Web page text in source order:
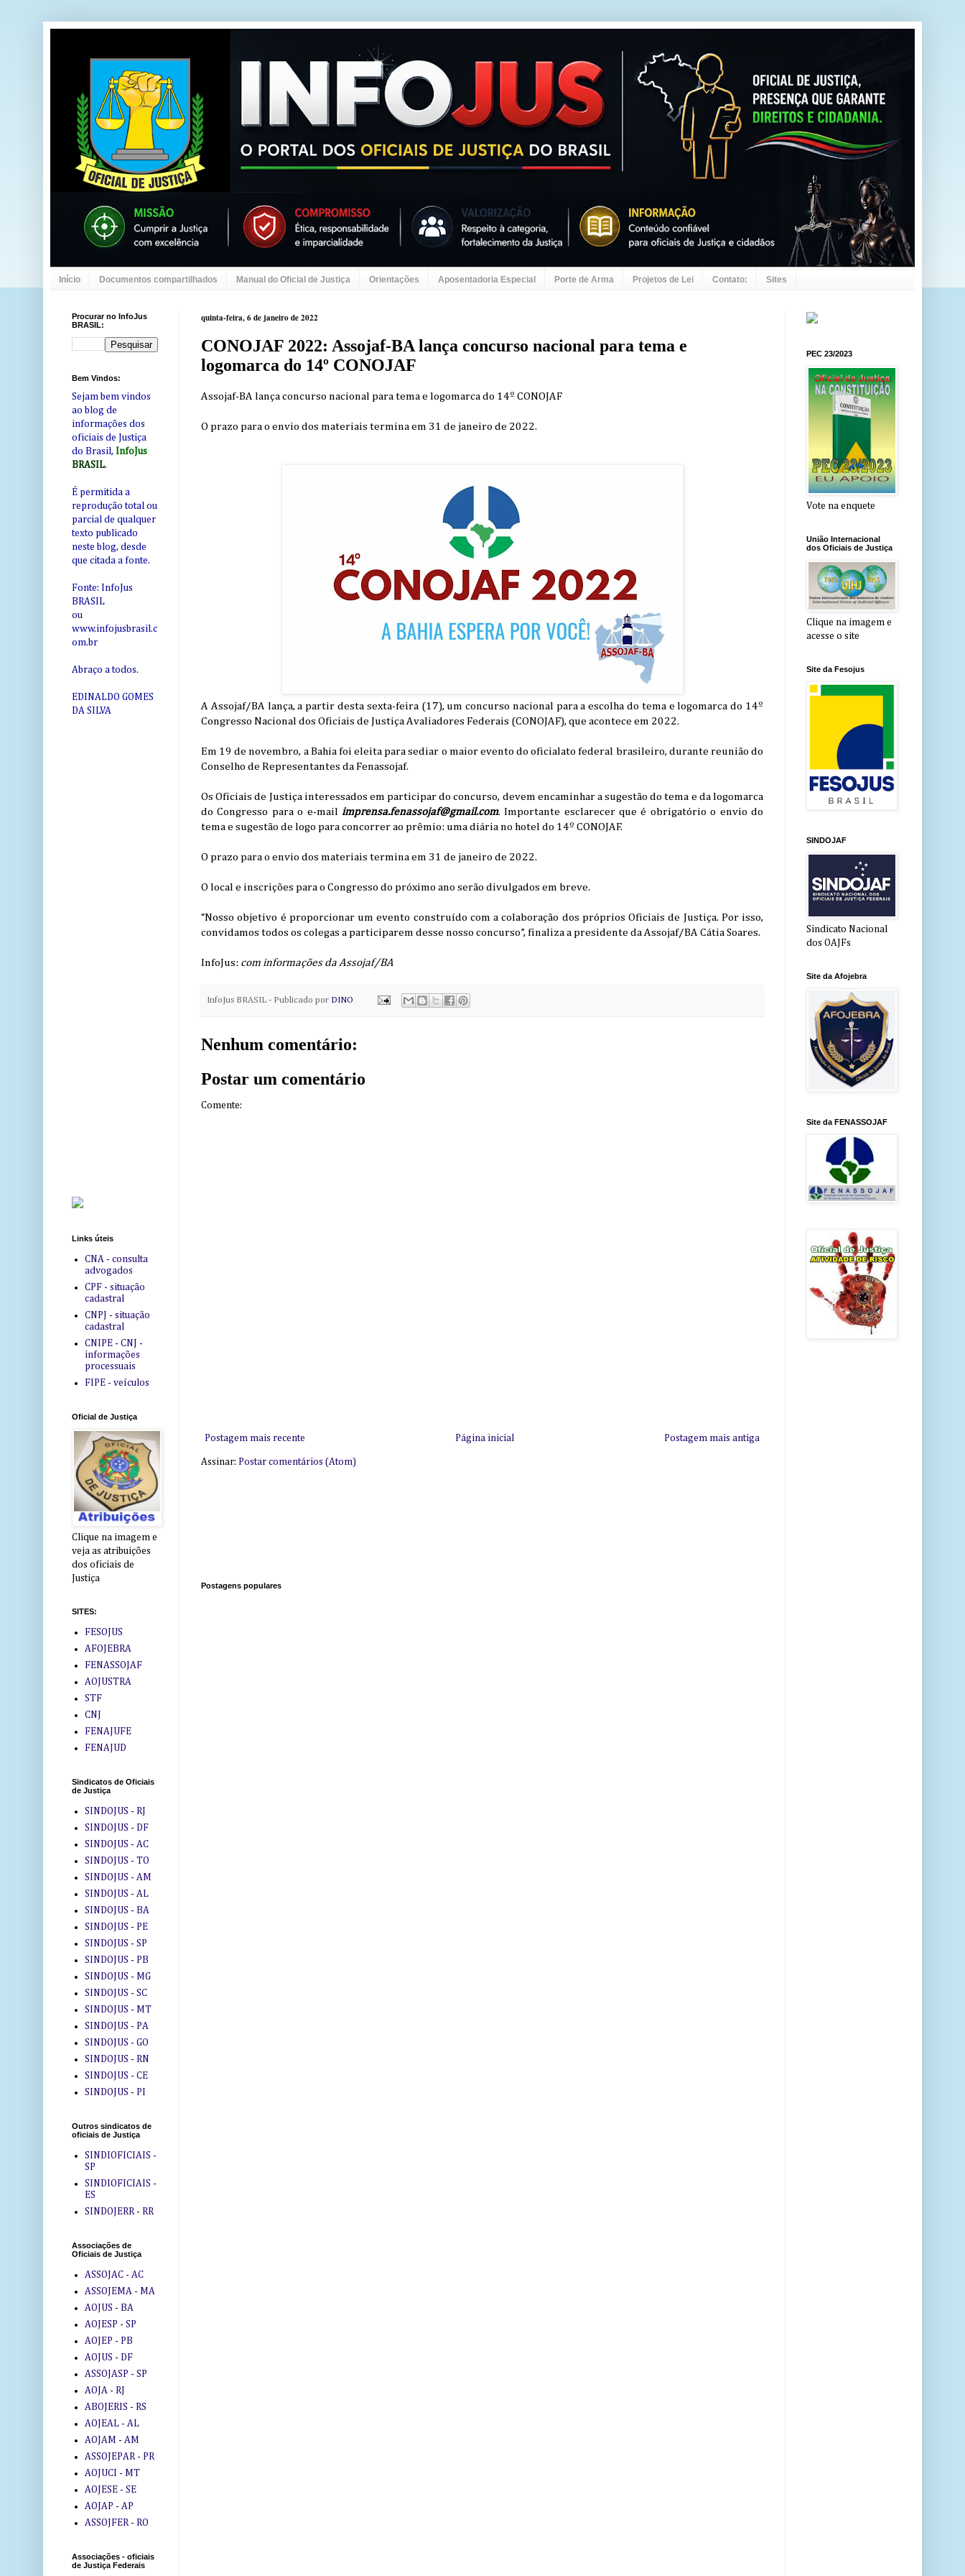
Início Documentos compartilhados Manual do Oficial de Justiça Orientações Aposentadoria Especial Porte de Arma Projetos de Lei Contato: Sites
quinta-feira, 6 de janeiro de 2022
CONOJAF 2022: Assojaf-BA lança concurso nacional para tema e
logomarca do 14º CONOJAF
Assojaf-BA lança concurso nacional para tema e logomarca do 14º CONOJAF
O prazo para o envio dos materiais termina em 31 de janeiro de 2022.
A Assojaf/BA lança, a partir desta sexta-feira (17), um concurso nacional para a escolha do tema e logomarca do 14º
Congresso Nacional dos Oficiais de Justiça Avaliadores Federais (CONOJAF), que acontece em 2022.
Em 19 de novembro, a Bahia foi eleita para sediar o maior evento do oficialato federal brasileiro, durante reunião do
Conselho de Representantes da Fenassojaf.
Os Oficiais de Justiça interessados em participar do concurso, devem encaminhar a sugestão do tema e da logomarca
do Congresso para o e-mail imprensa.fenassojaf@gmail.com. Importante esclarecer que é obrigatório o envio do
tema e sugestão de logo para concorrer ao prêmio: uma diária no hotel do 14º CONOJAF.
O prazo para o envio dos materiais termina em 31 de janeiro de 2022.
O local e inscrições para o Congresso do próximo ano serão divulgados em breve.
“Nosso objetivo é proporcionar um evento construído com a colaboração dos próprios Oficiais de Justiça. Por isso,
convidamos todos os colegas a participarem desse nosso concurso”, finaliza a presidente da Assojaf/BA Cátia Soares.
InfoJus: com informações da Assojaf/BA
InfoJus BRASIL - Publicado por DINO
Nenhum comentário:
Postar um comentário
Comente:
Postagem mais recente Postagem mais antiga
Página inicial
Assinar: Postar comentários (Atom)
Postagens populares
Procurar no InfoJus
BRASIL:
Bem Vindos:
Sejam bem vindos
ao blog de
informações dos
oficiais de Justiça
do Brasil, InfoJus
BRASIL.
É permitida a
reprodução total ou
parcial de qualquer
texto publicado
neste blog, desde
que citada a fonte.
Fonte: InfoJus
BRASIL
ou
www.infojusbrasil.c
om.br
Abraço a todos.
EDINALDO GOMES
DA SILVA
Links úteis
CNA - consulta
advogados
CPF - situação
cadastral
CNPJ - situação
cadastral
CNIPE - CNJ -
informações
processuais
FIPE - veículos
Oficial de Justiça
Clique na imagem e
veja as atribuições
dos oficiais de
Justiça
SITES:
FESOJUS
AFOJEBRA
FENASSOJAF
AOJUSTRA
STF
CNJ
FENAJUFE
FENAJUD
Sindicatos de Oficiais
de Justiça
SINDOJUS - RJ
SINDOJUS - DF
SINDOJUS - AC
SINDOJUS - TO
SINDOJUS - AM
SINDOJUS - AL
SINDOJUS - BA
SINDOJUS - PE
SINDOJUS - SP
SINDOJUS - PB
SINDOJUS - MG
SINDOJUS - SC
SINDOJUS - MT
SINDOJUS - PA
SINDOJUS - GO
SINDOJUS - RN
SINDOJUS - CE
SINDOJUS - PI
Outros sindicatos de
oficiais de Justiça
SINDIOFICIAIS -
SP
SINDIOFICIAIS -
ES
SINDOJERR - RR
Associações de
Oficiais de Justiça
ASSOJAC - AC
ASSOJEMA - MA
AOJUS - BA
AOJESP - SP
AOJEP - PB
AOJUS - DF
ASSOJASP - SP
AOJA - RJ
ABOJERIS - RS
AOJEAL - AL
AOJAM - AM
ASSOJEPAR - PR
AOJUCI - MT
AOJESE - SE
AOJAP - AP
ASSOJFER - RO
Associações - oficiais
de Justiça Federais
PEC 23/2023
Vote na enquete
União Internacional
dos Oficiais de Justiça
Clique na imagem e
acesse o site
Site da Fesojus
SINDOJAF
Sindicato Nacional
dos OAJFs
Site da Afojebra
Site da FENASSOJAF